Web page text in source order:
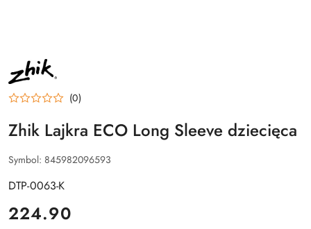
NAZWA
PRODUCENTA:
ZHIK
(0)
Zhik Lajkra ECO Long Sleeve dziecięca
Symbol: 845982096593
DTP-0063-K
cena:
224.90